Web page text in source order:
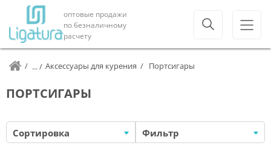
оптовые продажи
по безналичному
расчету
Аксессуары для курения Портсигары
ПОРТСИГАРЫ
Сортировка Фильтр